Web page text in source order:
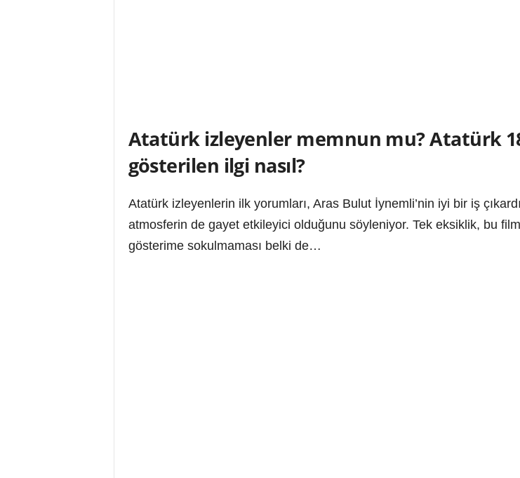
Atatürk izleyenler memnun mu? Atatürk
gösterilen ilgi nasıl?
Atatürk izleyenlerin ilk yorumları, Aras Bulut İynemli’nin iyi bir iş
atmosferin de gayet etkileyici olduğunu söyleniyor. Tek eksiklik, bu
gösterime sokulmaması belki de…